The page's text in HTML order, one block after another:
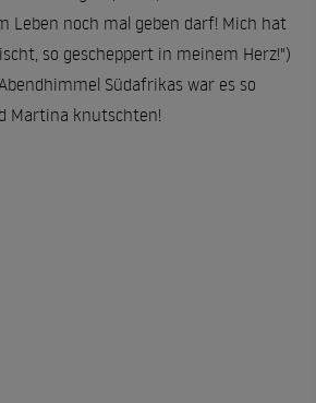
Leben noch mal geben darf! Mich hat
so gescheppert in meinem Herz!")
Südafrikas war es so
Martina knutschten!